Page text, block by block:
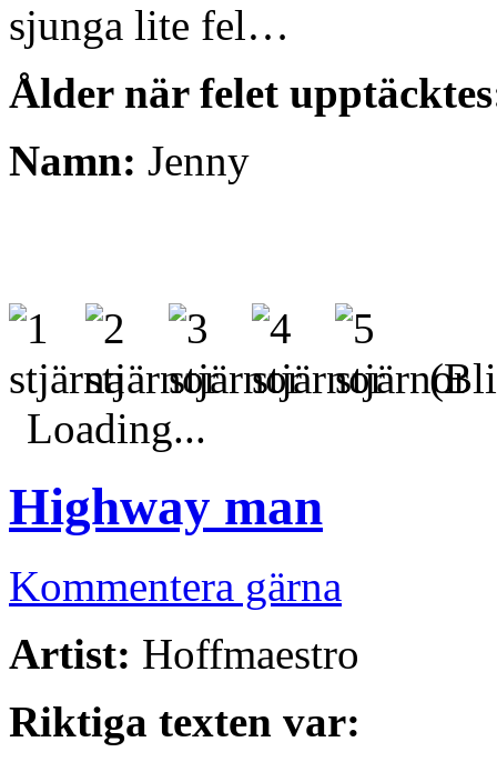
sjunga lite fel…
Ålder när felet
Namn: Jenny
(Bli
Loading...
Highway man
Kommentera gärna
Artist: Hoffmaestro
Riktiga texten var: